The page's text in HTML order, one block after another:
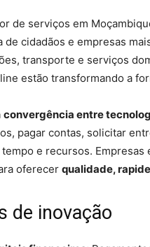
de serviços em
de cidadãos e empresas
transporte e serviços
estão transformando a
convergência entre
pagar contas, solicitar
e recursos.
oferecer qualidade,
de inovação